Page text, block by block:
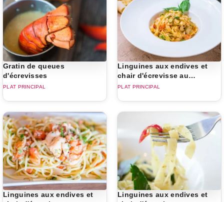
Gratin de queues
d'écrevisses
PLAT PRINCIPAL
Linguines aux endives et
chair d'écrevisse au
companion
PLAT PRINCIPAL
Linguines aux endives et
Linguines aux endives et